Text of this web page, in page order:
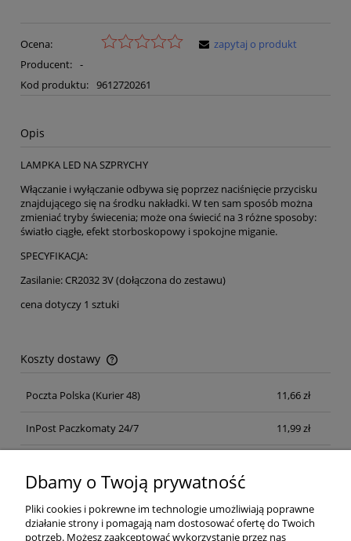
Ocena:
Producent: -
Kod produktu: 9612720261
zapytaj o produkt
Opis
LAMPKA LED NA SZPRYCHY
Włączanie i wyłączanie odbywa się poprzez naciśnięcie przycisku
znajdującego się na środku nakładki. W ten sam sposób można
zmieniać tryby świecenia; może ona świecić na 3 różne sposoby:
światło ciągłe, efekt storboskopowy i spokojne miganie.
SPECYFIKACJA:
Zasilanie: CR2032 3V (dołączona do zestawu)
cena dotyczy 1 sztuki
Koszty dostawy
Cena nie zawiera ewentualnych kosztów płatności
Poczta Polska (Kurier 48) 11,66 zł
InPost Paczkomaty 24/7 11,99 zł
Dbamy o Twoją prywatność
Pliki cookies i pokrewne im technologie umożliwiają poprawne
działanie strony i pomagają nam dostosować ofertę do Twoich
potrzeb. Możesz zaakceptować wykorzystanie przez nas